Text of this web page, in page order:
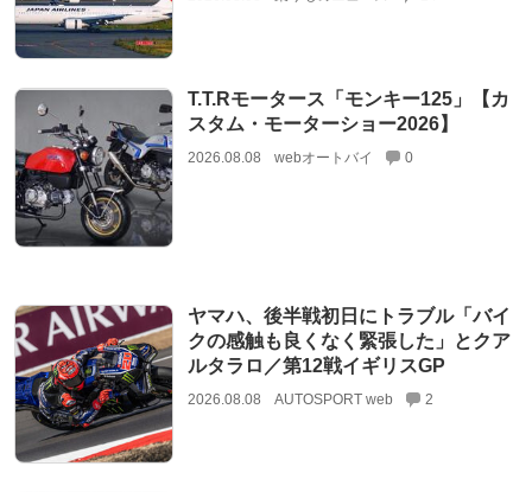
T.T.Rモータース「モンキー125」【カ
スタム・モーターショー2026】
2026.08.08 webオートバイ 0
ヤマハ、後半戦初日にトラブル「バイ
クの感触も良くなく緊張した」とクア
ルタラロ／第12戦イギリスGP
2026.08.08 AUTOSPORT web 2